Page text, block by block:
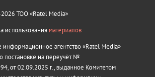
ТОО «Ratel Media»
использования материалов
агентство «Ratel Media»
постановке на переучёт №
от 02.09.2025 г., выданное Комитетом